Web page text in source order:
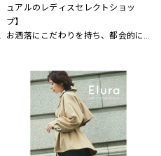
ュアルのレディスセレクトショッ
プ】
お洒落にこだわりを持ち、都会的に
案型セレクトショップ。
自然空間に存在する色と素材、様々
なテイストが融合した居心地の良い
店内でくつろぎながらお洒落が楽し
める、そんな空間をご提供します。